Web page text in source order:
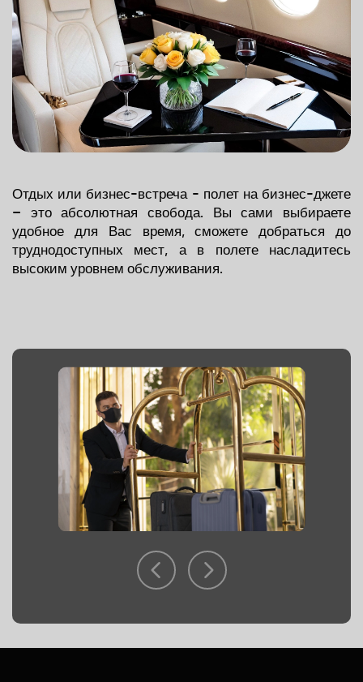
Отдых или бизнес-встреча - полет на бизнес-джете
– это абсолютная свобода. Вы сами выбираете
удобное для Вас время, сможете добраться до
труднодоступных мест, а в полете насладитесь
высоким уровнем обслуживания.
О КОМПАНИИ
ПАКЕТЫ
СОЗДАТЬ ПАКЕТ
ПОЧЕМУ МЫ
ИМИДЖ КОМПАНИИ
КОНТАКТЫ